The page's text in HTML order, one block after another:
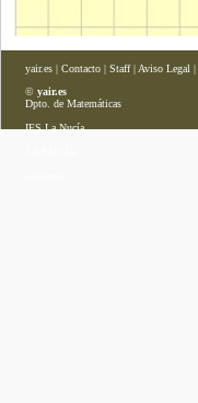
yair.es | Contacto | Staff| Aviso Legal |
© yair.es
Dpto. de Matemáticas
IES La Nucía